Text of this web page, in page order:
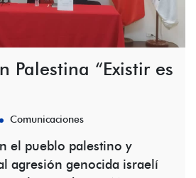
Palestina “Existir es
Comunicaciones
el pueblo palestino y
agresión genocida israelí